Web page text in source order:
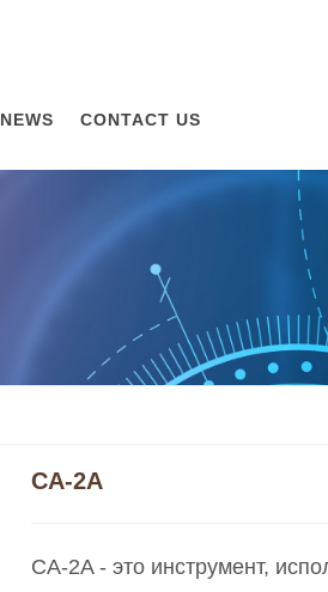
NEWS CONTACT US
CA-2A
CA-2A - это инструмент,